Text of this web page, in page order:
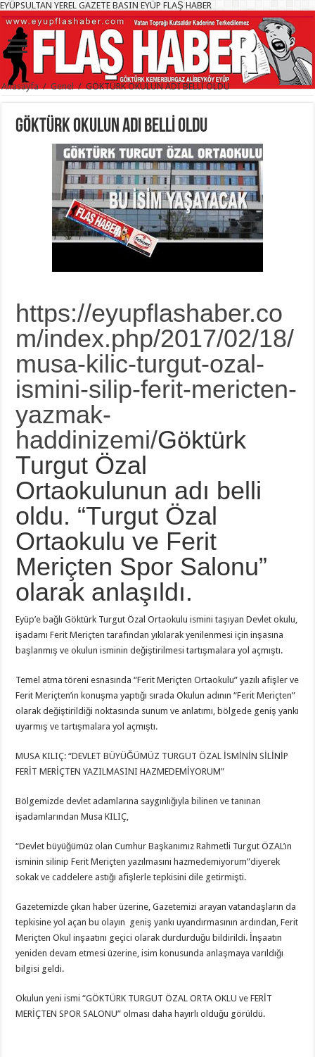
EYÜPSULTAN YEREL GAZETE BASIN EYÜP FLAŞ HABER
Anasayfa / Genel / GÖKTÜRK OKULUN ADI BELLİ OLDU
GÖKTÜRK OKULUN ADI BELLİ OLDU
https://eyupflashaber.co
m/index.php/2017/02/18/
musa-kilic-turgut-ozal-
ismini-silip-ferit-mericten-
yazmak-
haddinizemi/Göktürk
Turgut Özal
Ortaokulunun adı belli
oldu. “Turgut Özal
Ortaokulu ve Ferit
Meriçten Spor Salonu”
olarak anlaşıldı.
Eyüp’e bağlı Göktürk Turgut Özal Ortaokulu ismini taşıyan Devlet okulu,
işadamı Ferit Meriçten tarafından yıkılarak yenilenmesi için inşasına
başlanmış ve okulun isminin değiştirilmesi tartışmalara yol açmıştı.
Temel atma töreni esnasında “Ferit Meriçten Ortaokulu” yazılı afişler ve
Ferit Meriçten’in konuşma yaptığı sırada Okulun adının “Ferit Meriçten”
olarak değiştirildiği noktasında sunum ve anlatımı, bölgede geniş yankı
uyarmış ve tartışmalara yol açmıştı.
MUSA KILIÇ: “DEVLET BÜYÜĞÜMÜZ TURGUT ÖZAL İSMİNİN SİLİNİP
FERİT MERİÇTEN YAZILMASINI HAZMEDEMİYORUM”
Bölgemizde devlet adamlarına saygınlığıyla bilinen ve tanınan
işadamlarından Musa KILIÇ,
“Devlet büyüğümüz olan Cumhur Başkanımız Rahmetli Turgut ÖZAL’ın
isminin silinip Ferit Meriçten yazılmasını hazmedemiyorum”diyerek
sokak ve caddelere astığı afişlerle tepkisini dile getirmişti.
Gazetemizde çıkan haber üzerine, Gazetemizi arayan vatandaşların da
tepkisine yol açan bu olayın geniş yankı uyandırmasının ardından, Ferit
Meriçten Okul inşaatını geçici olarak durdurduğu bildirildi. İnşaatın
yeniden devam etmesi üzerine, isim konusunda anlaşmaya varıldığı
bilgisi geldi.
Okulun yeni ismi “GÖKTÜRK TURGUT ÖZAL ORTA OKLU ve FERİT
MERİÇTEN SPOR SALONU” olması daha hayırlı olduğu görüldü.